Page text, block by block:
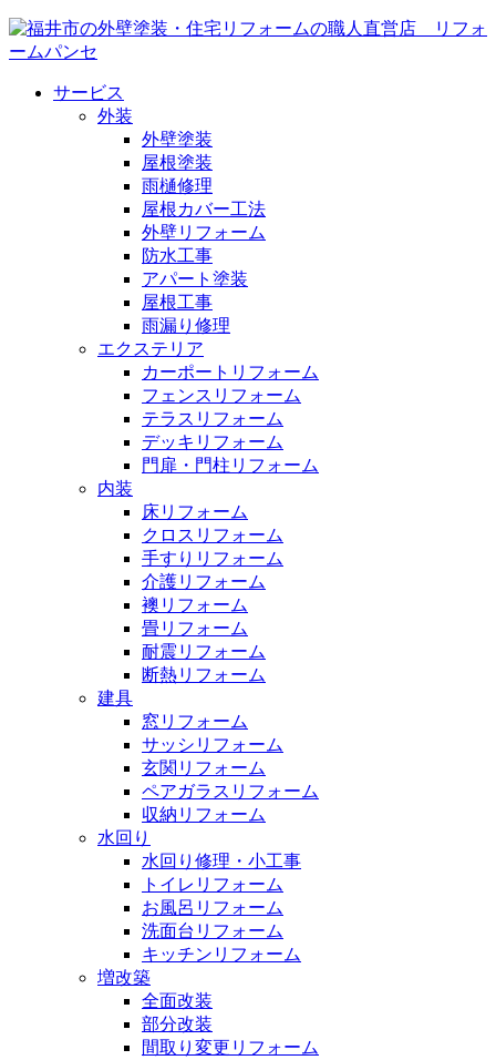
サービス
外装
外壁塗装
屋根塗装
雨樋修理
屋根カバー工法
外壁リフォーム
防水工事
アパート塗装
屋根工事
雨漏り修理
エクステリア
カーポートリフォーム
フェンスリフォーム
テラスリフォーム
デッキリフォーム
門扉・門柱リフォーム
内装
床リフォーム
クロスリフォーム
手すりリフォーム
介護リフォーム
襖リフォーム
畳リフォーム
耐震リフォーム
断熱リフォーム
建具
窓リフォーム
サッシリフォーム
玄関リフォーム
ペアガラスリフォーム
収納リフォーム
水回り
水回り修理・小工事
トイレリフォーム
お風呂リフォーム
洗面台リフォーム
キッチンリフォーム
増改築
全面改装
部分改装
間取り変更リフォーム